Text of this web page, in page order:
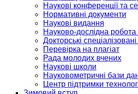
Наукові конференції та
Нормативні документи
Наукові видання
Науково-дослідна робота
Докторські
Перевірка на плагіат
Рада молодих вчених
Наукові школи
Науковометричні бази
Центр підтримки